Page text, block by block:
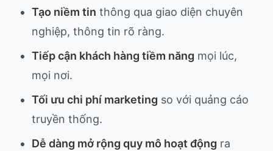
Tạo niềm tin thông qua giao diện chuyên
nghiệp, thông tin rõ ràng.
Tiếp cận khách hàng tiềm năng mọi lúc,
mọi nơi.
Tối ưu chi phí marketing so với quảng cáo
truyền thống.
Dễ dàng mở rộng quy mô hoạt động ra